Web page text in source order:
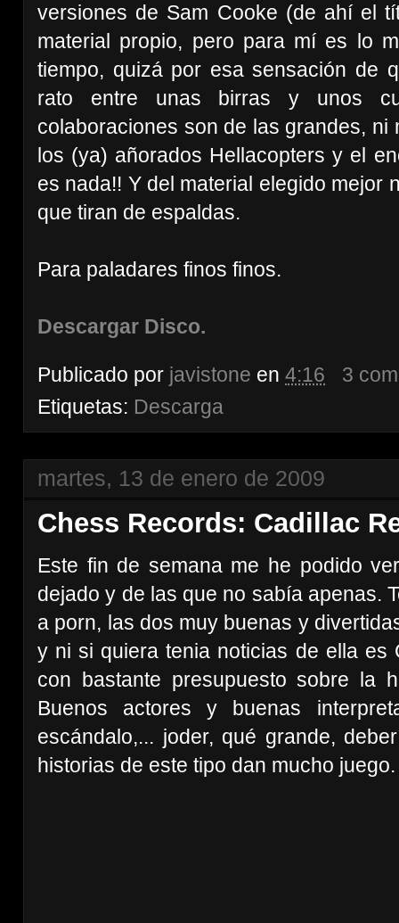
versiones de Sam Cooke (de ahí el
material propio, pero para mí es lo
tiempo, quizá por esa sensación de
rato entre unas birras y unos
colaboraciones son de las grandes,
los (ya) añorados Hellacopters y el
es nada!! Y del material elegido mejor
que tiran de espaldas.
Para paladares finos finos.
Descargar Disco.
Publicado por javistone en 4:16
3
Etiquetas: Descarga
martes, 13 de enero de 2009
Chess Records: Cadillac
Este fin de semana me he podido
dejado y de las que no sabía apenas.
a porn, las dos muy buenas y
y ni si quiera tenia noticias de ella es
con bastante presupuesto sobre la
Buenos actores y buenas
escándalo,... joder, qué grande,
historias de este tipo dan mucho juego.